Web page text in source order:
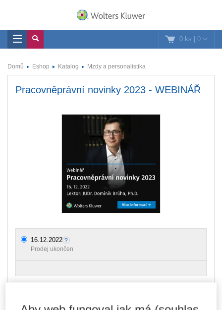
0 ks | 0
Domů Eshop Katalog Mzdy a personalistika
Pracovněprávní novinky 2023 - WEBINÁŘ
16.12.2022
Prodej ukončen
Přednášející JUDr. Dominik Brůha, Ph.D.